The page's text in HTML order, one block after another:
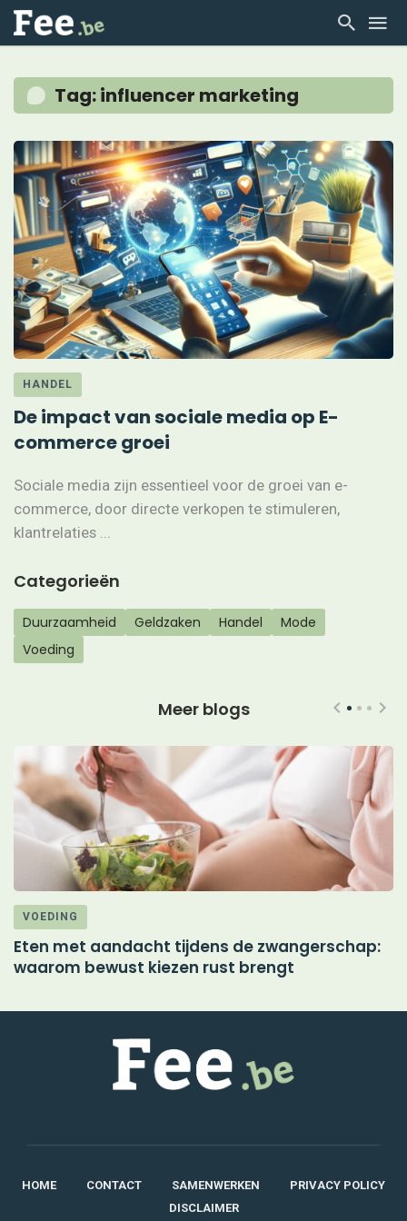
Tag: influencer marketing
HANDEL
De impact van sociale media op E-
commerce groei
Sociale media zijn essentieel voor de groei van e-
commerce, door directe verkopen te stimuleren,
klantrelaties ...
Categorieën
Duurzaamheid Geldzaken Handel
Mode
Voeding
Meer blogs
VOEDING
Eten met aandacht tijdens de zwangerschap:
waarom bewust kiezen rust brengt
HOME CONTACT SAMENWERKEN
PRIVACY POLICY
DISCLAIMER